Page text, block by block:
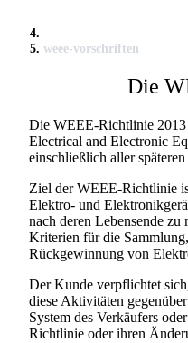
weee-vorschriften
Die
Die WEEE-Richtlinie 2013
Electrical and Electronic
einschließlich aller
Ziel der WEEE-Richtlinie
Elektro- und
nach deren Lebensende
Kriterien für die
Rückgewinnung von
Der Kunde verpflichtet
diese Aktivitäten
System des Verkäufers
Richtlinie oder ihren